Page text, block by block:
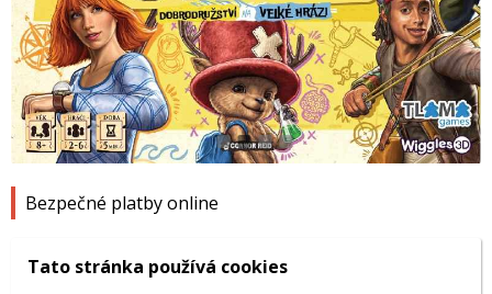
Bezpečné platby online
Tato stránka používá cookies